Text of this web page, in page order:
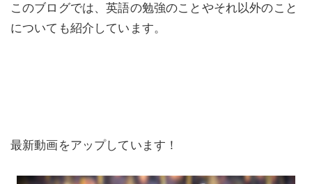
このブログでは、英語の勉強のことやそれ以外のこと
についても紹介しています。
最新動画をアップしています！